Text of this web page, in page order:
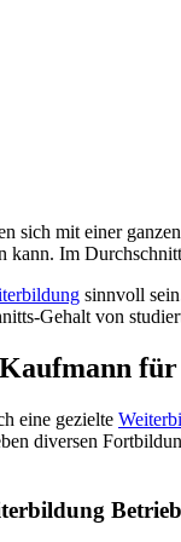
mit einer
Im
sinnvoll
Gehalt von
eine gezielte
diversen